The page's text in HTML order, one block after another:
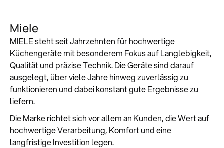
Miele
MIELE steht seit Jahrzehnten für hochwertige
Küchengeräte mit besonderem Fokus auf Langlebigkeit,
Qualität und präzise Technik. Die Geräte sind darauf
ausgelegt, über viele Jahre hinweg zuverlässig zu
funktionieren und dabei konstant gute Ergebnisse zu
liefern.
Die Marke richtet sich vor allem an Kunden, die Wert auf
hochwertige Verarbeitung, Komfort und eine
langfristige Investition legen.